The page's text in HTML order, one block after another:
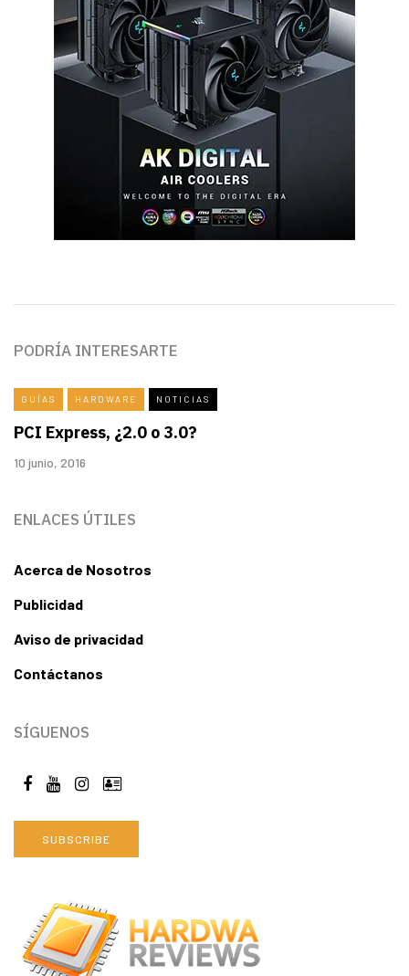
PODRÍA INTERESARTE
GUÍAS HARDWARE NOTICIAS
PCI Express, ¿2.0 o 3.0?
10 junio, 2016
ENLACES ÚTILES
Acerca de Nosotros
Publicidad
Aviso de privacidad
Contáctanos
SÍGUENOS
SUBSCRIBE